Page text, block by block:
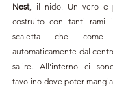
Nest, il nido. Un vero e
costruito con tanti rami
scaletta che come
automaticamente dal
salire. All'interno ci
tavolino dove poter